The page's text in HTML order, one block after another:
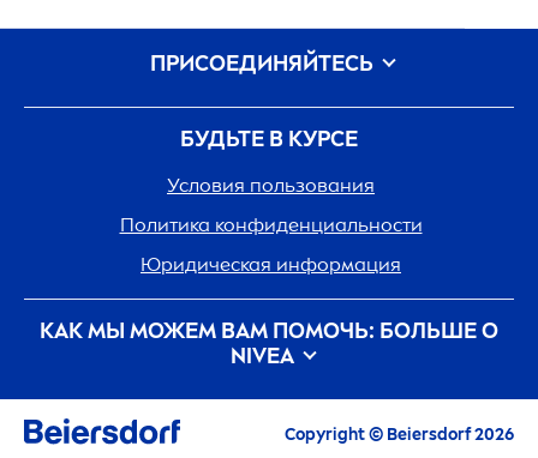
БУДЬТЕ В КУРСЕ
Условия пользования
Политика конфиденциальности
Юридическая информация
КАК МЫ МОЖЕМ ВАМ ПОМОЧЬ: БОЛЬШЕ О
NIVEA
История бренда
Карьера
Забота о планете с
NIVEA Контакты
ПРИСОЕДИНЯЙТЕСЬ
Copyright © Beiersdorf 2026